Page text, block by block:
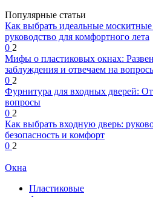
Популярные статьи
Как выбрать идеальные
руководство для комфортного лета
0 2
Мифы о пластиковых окнах:
заблуждения и отвечаем на
0 2
Фурнитура для входных дверей:
вопросы
0 2
Как выбрать входную дверь:
безопасность и комфорт
0 2
Окна
Пластиковые